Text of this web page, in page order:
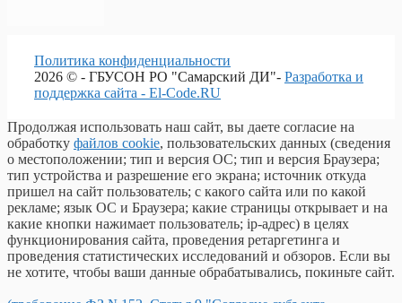
Политика конфиденциальности
2026 © - ГБУСОН РО "Самарский ДИ"- Разработка и
поддержка сайта - El-Code.RU
Продолжая использовать наш сайт, вы даете согласие на
обработку файлов cookie, пользовательских данных (сведения
о местоположении; тип и версия ОС; тип и версия Браузера;
тип устройства и разрешение его экрана; источник откуда
пришел на сайт пользователь; с какого сайта или по какой
рекламе; язык ОС и Браузера; какие страницы открывает и на
какие кнопки нажимает пользователь; ip-адрес) в целях
функционирования сайта, проведения ретаргетинга и
проведения статистических исследований и обзоров. Если вы
не хотите, чтобы ваши данные обрабатывались, покиньте сайт.